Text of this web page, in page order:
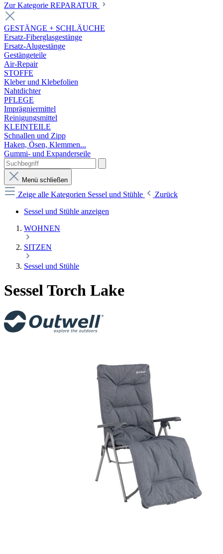
Zur Kategorie REPARATUR
GESTÄNGE + SCHLÄUCHE
Ersatz-Fiberglasgestänge
Ersatz-Alugestänge
Gestängeteile
Air-Repair
STOFFE
Kleber und Klebefolien
Nahtdichter
PFLEGE
Imprägniermittel
Reinigungsmittel
KLEINTEILE
Schnallen und Zipp
Haken, Ösen, Klemmen...
Gummi- und Expanderseile
Menü schließen
Zeige alle Kategorien Sessel und Stühle
Zurück
Sessel und Stühle anzeigen
WOHNEN
SITZEN
Sessel und Stühle
Sessel Torch Lake